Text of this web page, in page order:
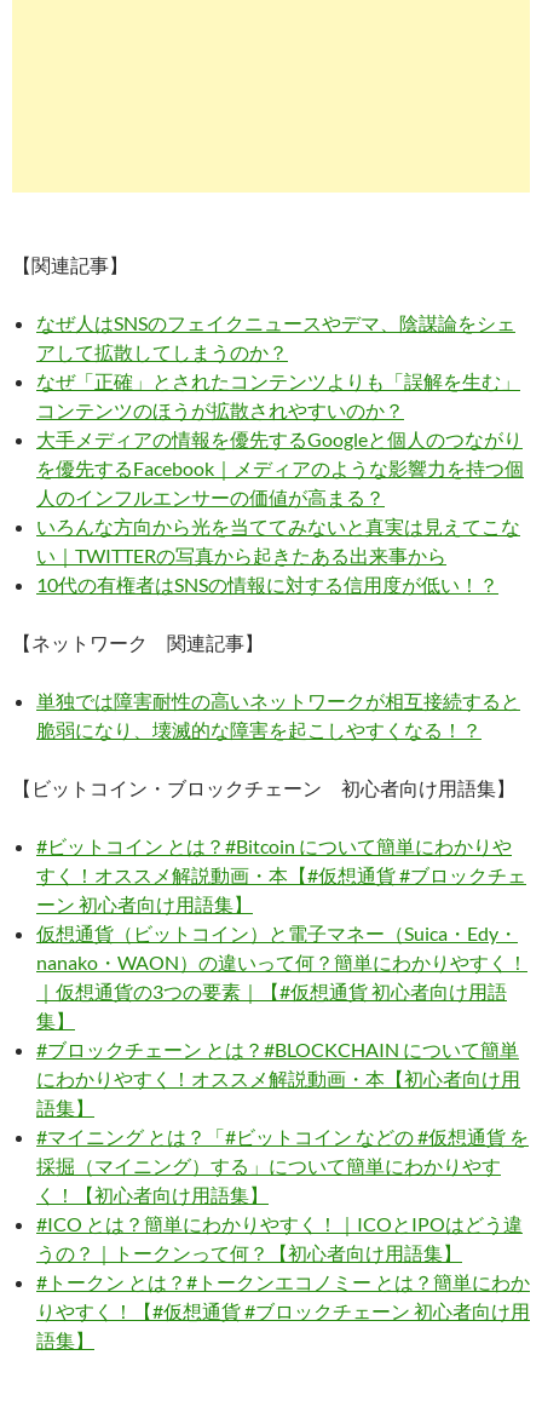
【関連記事】
なぜ人はSNSのフェイクニュースやデマ、陰謀論をシェ
アして拡散してしまうのか？
なぜ「正確」とされたコンテンツよりも「誤解を生む」
コンテンツのほうが拡散されやすいのか？
大手メディアの情報を優先するGoogleと個人のつながり
を優先するFacebook｜メディアのような影響力を持つ個
人のインフルエンサーの価値が高まる？
いろんな方向から光を当ててみないと真実は見えてこな
い｜TWITTERの写真から起きたある出来事から
10代の有権者はSNSの情報に対する信用度が低い！？
【ネットワーク 関連記事】
単独では障害耐性の高いネットワークが相互接続すると
脆弱になり、壊滅的な障害を起こしやすくなる！？
【ビットコイン・ブロックチェーン 初心者向け用語集】
#ビットコイン とは？#Bitcoin について簡単にわかりや
すく！オススメ解説動画・本【#仮想通貨 #ブロックチェ
ーン 初心者向け用語集】
仮想通貨（ビットコイン）と電子マネー（Suica・Edy・
nanako・WAON）の違いって何？簡単にわかりやすく！
｜仮想通貨の3つの要素｜【#仮想通貨 初心者向け用語
集】
#ブロックチェーン とは？#BLOCKCHAIN について簡単
にわかりやすく！オススメ解説動画・本【初心者向け用
語集】
#マイニング とは？「#ビットコイン などの #仮想通貨 を
採掘（マイニング）する」について簡単にわかりやす
く！【初心者向け用語集】
#ICO とは？簡単にわかりやすく！｜ICOとIPOはどう違
うの？｜トークンって何？【初心者向け用語集】
#トークン とは？#トークンエコノミー とは？簡単にわか
りやすく！【#仮想通貨 #ブロックチェーン 初心者向け用
語集】